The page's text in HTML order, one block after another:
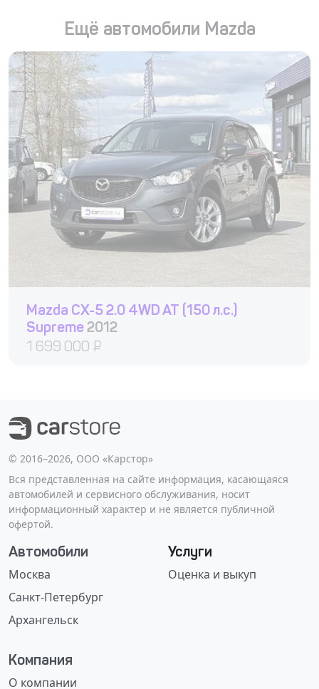
Ещё автомобили Mazda
Mazda CX-5 2.0 4WD AT (150 л.с.)
Supreme2012
1 699 000 ₽
©️ 2016–2026, ООО «Карстор»
Вся представленная на сайте информация, касающаяся
автомобилей и сервисного обслуживания, носит
информационный характер и не является публичной
офертой.
Автомобили
Москва
Санкт-Петербург
Архангельск
Услуги
Оценка и выкуп
Компания
О компании